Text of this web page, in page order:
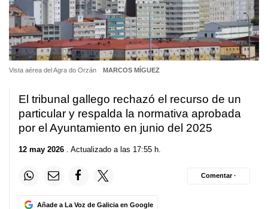
Vista aérea del Agra do Orzán MARCOS MÍGUEZ
El tribunal gallego rechazó el recurso de un
particular y respalda la normativa aprobada
por el Ayuntamiento en junio del 2025
12 may 2026 . Actualizado a las 17:55 h.
Añade a La Voz de Galicia en Google
Comentar ·